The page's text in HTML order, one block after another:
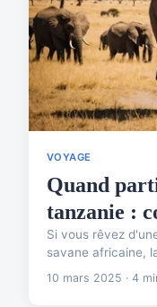
VOYAGE
Quand
tanzanie :
Si vous rêvez
savane africaine,
10 mars 2025 · 4